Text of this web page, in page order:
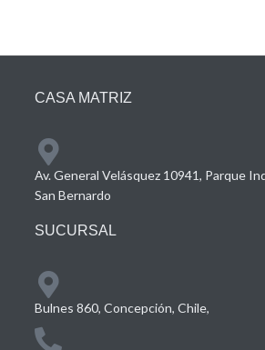
CASA MATRIZ
Av. General Velásquez 10941, Parque
San Bernardo
SUCURSAL
Bulnes 860, Concepción, Chile,